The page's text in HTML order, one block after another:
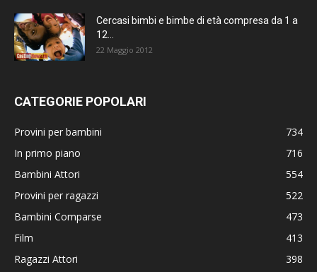
Cercasi bimbi e bimbe di età compresa da 1 a
12...
22 Maggio 2012
CATEGORIE POPOLARI
Provini per bambini
734
In primo piano
716
Bambini Attori
554
Provini per ragazzi
522
Bambini Comparse
473
Film
413
Ragazzi Attori
398